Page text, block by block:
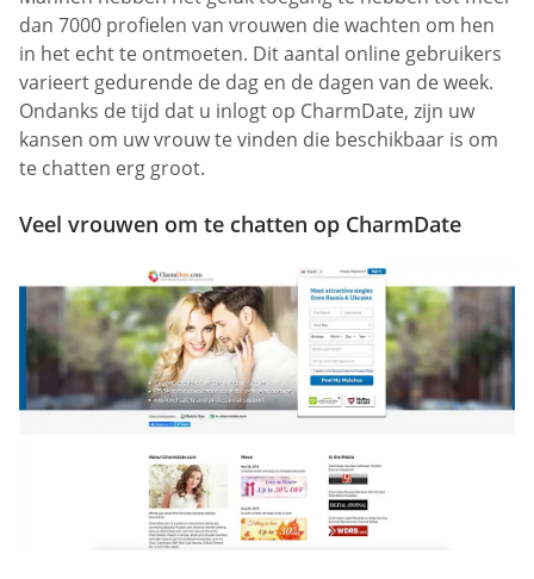
dan 7000 profielen van vrouwen die wachten om hen
in het echt te ontmoeten. Dit aantal online gebruikers
varieert gedurende de dag en de dagen van de week.
Ondanks de tijd dat u inlogt op CharmDate, zijn uw
kansen om uw vrouw te vinden die beschikbaar is om
te chatten erg groot.
Veel vrouwen om te chatten op CharmDate